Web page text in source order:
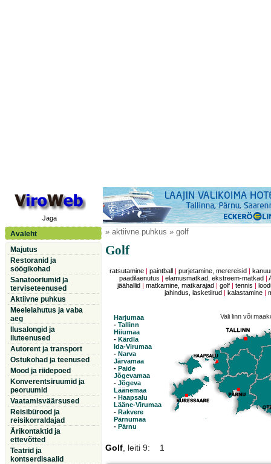
Jaga
Avaleht
Majutus
Restoranid ja
söögikohad
Sanatooriumid ja
terviseteenused
Aktiivne puhkus
Meelelahutus ja vaba
aeg
Ilusalongid ja
iluteenused
Autorent ja transport
Ostukohad ja teenused
Mood ja riidepoed
Konverentsiruumid ja
peoruumid
Vaatamisväärsused
Reisibürood ja
reisikorraldajad
Ärikontaktid ja
ettevõtted
Teatrid ja
kontserdisaalid
» aktiivne puhkus » golf
Golf
ratsutamine| paintball purjetamine, merereisid
paadilaenutus
|elamusmatkad, ekstreem-matkad |
jäähallid
matkamine, matkarajad golf| tennis
jahindus, lasketiirud
kalastamine |
Harjumaa
- Tallinn
Hiiumaa
- Kärdla
Ida-Virumaa
- Narva
Järvamaa
- Paide
Jõgevamaa
- Jõgeva
Läänemaa
- Haapsalu
Lääne-Virumaa
- Rakvere
Pärnumaa
- Pärnu
Vali linn või
Golf, leiti 9: 1